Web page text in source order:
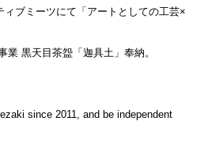
ィブミーツにて「アートとしての工芸×
業 黒天目茶盌「迦具土」奉納。
since 2011, and be independent